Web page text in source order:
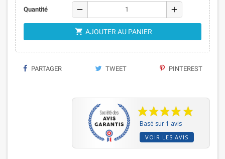
Quantité remove add
 AJOUTER AU PANIER
PARTAGER TWEET PINTEREST
Basé sur 1 avis
VOIR LES AVIS